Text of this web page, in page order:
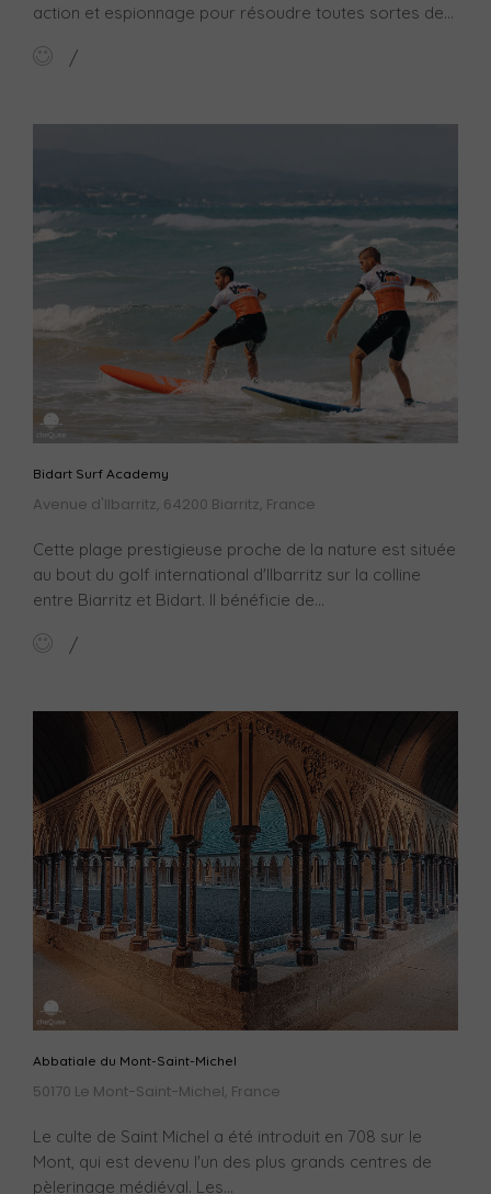
action et espionnage pour résoudre toutes sortes de...
Bidart Surf Academy
Avenue d'Ilbarritz, 64200 Biarritz, France
Cette plage prestigieuse proche de la nature est située
au bout du golf international d'Ilbarritz sur la colline
entre Biarritz et Bidart. Il bénéficie de...
Abbatiale du Mont-Saint-Michel
50170 Le Mont-Saint-Michel, France
Le culte de Saint Michel a été introduit en 708 sur le
Mont, qui est devenu l'un des plus grands centres de
pèlerinage médiéval. Les...